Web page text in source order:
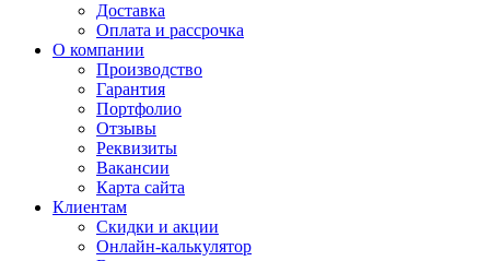
Доставка
Оплата и рассрочка
О компании
Производство
Гарантия
Портфолио
Отзывы
Реквизиты
Вакансии
Карта сайта
Клиентам
Скидки и акции
Онлайн-калькулятор